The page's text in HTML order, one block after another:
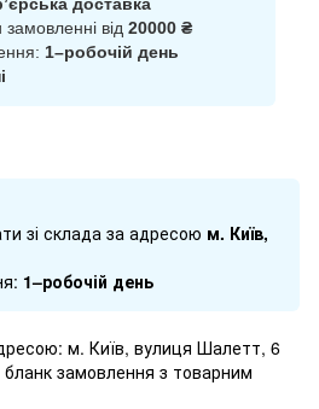
від 20000 ₴
1–робочій день
зі склада за адресою м. Київ,
1–робочій день
м. Київ, вулиця Шалетт, 6
замовлення з товарним